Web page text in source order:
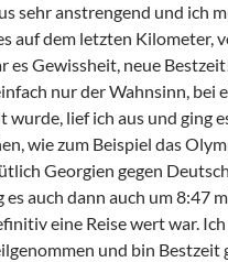
sehr anstrengend und ich
auf dem letzten Kilometer,
es Gewissheit, neue
nur der Wahnsinn, bei
wurde, lief ich aus und ging
wie zum Beispiel das
Georgien gegen
es auch dann auch um 8:47
eine Reise wert war.
und bin Bestzeit